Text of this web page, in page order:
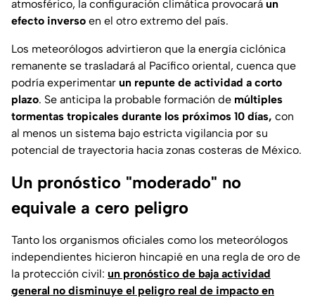
atmosférico, la configuración climática provocará un
efecto inverso en el otro extremo del país.
Los meteorólogos advirtieron que la energía ciclónica
remanente se trasladará al Pacífico oriental, cuenca que
podría experimentar un repunte de actividad a corto
plazo. Se anticipa la probable formación de múltiples
tormentas tropicales durante los próximos 10 días, con
al menos un sistema bajo estricta vigilancia por su
potencial de trayectoria hacia zonas costeras de México.
Un pronóstico "moderado" no
equivale a cero peligro
Tanto los organismos oficiales como los meteorólogos
independientes hicieron hincapié en una regla de oro de
la protección civil: un pronóstico de baja actividad
general no disminuye el peligro real de impacto en